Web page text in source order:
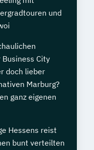
und
City
doch lieber
Marburg?
ganz eigenen
Hessens reist
bunt verteilten